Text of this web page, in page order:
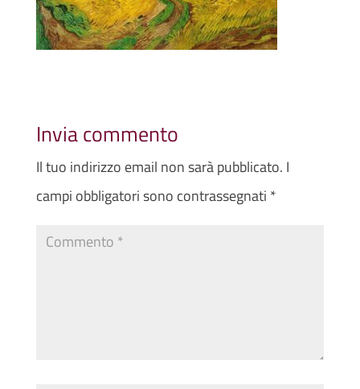
Invia commento
Il tuo indirizzo email non sarà pubblicato. I
campi obbligatori sono contrassegnati *